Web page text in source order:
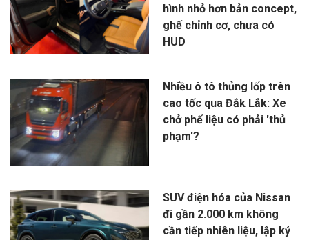
hình nhỏ hơn bản concept,
ghế chỉnh cơ, chưa có
HUD
Nhiều ô tô thủng lốp trên
cao tốc qua Đắk Lắk: Xe
chở phế liệu có phải 'thủ
phạm'?
SUV điện hóa của Nissan
đi gần 2.000 km không
cần tiếp nhiên liệu, lập kỷ